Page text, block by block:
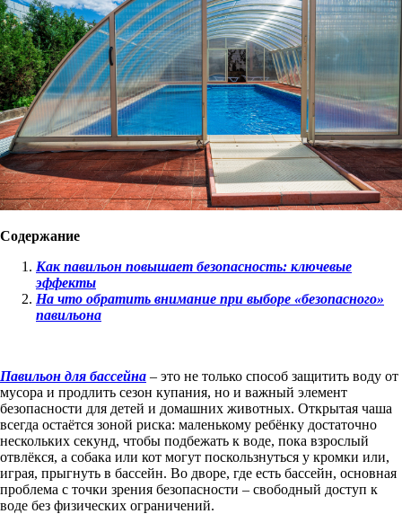
Содержание
Как павильон повышает безопасность: ключевые
эффекты
На что обратить внимание при выборе «безопасного»
павильона
Павильон для бассейна – это не только способ защитить воду от
мусора и продлить сезон купания, но и важный элемент
безопасности для детей и домашних животных. Открытая чаша
всегда остаётся зоной риска: маленькому ребёнку достаточно
нескольких секунд, чтобы подбежать к воде, пока взрослый
отвлёкся, а собака или кот могут поскользнуться у кромки или,
играя, прыгнуть в бассейн. Во дворе, где есть бассейн, основная
проблема с точки зрения безопасности – свободный доступ к
воде без физических ограничений.